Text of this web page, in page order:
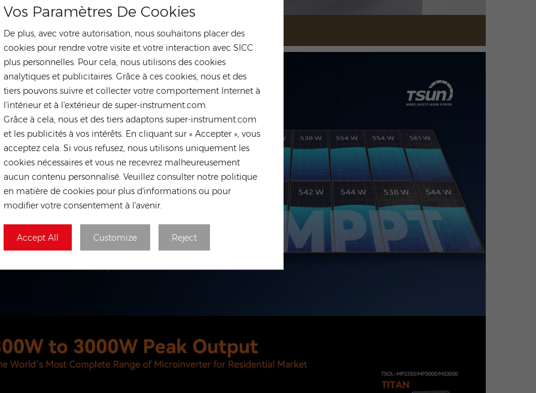
Vos Paramètres De Cookies
De plus, avec votre autorisation, nous souhaitons placer des
cookies pour rendre votre visite et votre interaction avec SICC
plus personnelles. Pour cela, nous utilisons des cookies
analytiques et publicitaires. Grâce à ces cookies, nous et des
tiers pouvons suivre et collecter votre comportement Internet à
l'intérieur et à l'extérieur de super-instrument.com.
Grâce à cela, nous et des tiers adaptons super-instrument.com
et les publicités à vos intérêts. En cliquant sur « Accepter », vous
acceptez cela. Si vous refusez, nous utilisons uniquement les
cookies nécessaires et vous ne recevrez malheureusement
aucun contenu personnalisé. Veuillez consulter notre politique
en matière de cookies pour plus d'informations ou pour
modifier votre consentement à l'avenir.
Accept All Customize Reject
du produit